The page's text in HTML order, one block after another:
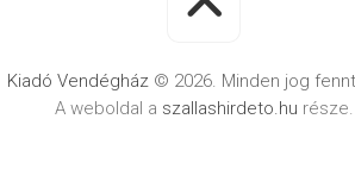
Kiadó Vendégház © 2026. Minden jog
A weboldal a szallashirdeto.hu része.